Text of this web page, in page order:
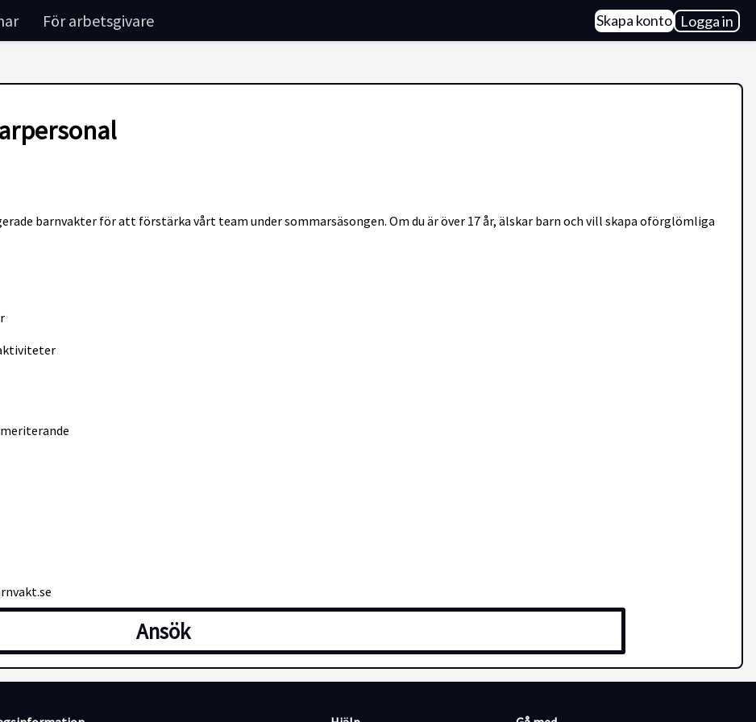
För arbetsgivare Skapa konto Logga in
barnvakter för att förstärka vårt team under sommarsäsongen. Om du är över 17 år, älskar barn och vill skapa oförglömliga
Ansök